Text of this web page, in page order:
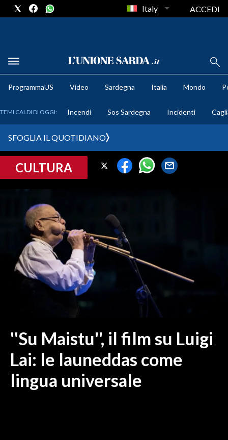
METEO
CRONACA SARDEGNA
PROVINCIA DI CAGLIARI
SULCIS IGLESIENTE
MEDIO CAMPIDANO
ORISTANO E PROVINCIA
SASSARI E PROVINCIA
GALLURA
NUORO E PROVINCIA
ITALIA
MONDO
Italy ACCEDI
ProgrammaUS Video Sardegna Italia Mondo
TEMI CALDI DI OGGI: Incendi Sos Sardegna Incidenti
SFOGLIA IL QUOTIDIANO
CULTURA
''Su Maistu'', il film su Luigi
Lai: le launeddas come
lingua universale